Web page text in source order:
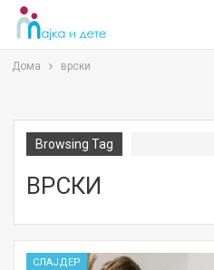
Дома врски
Browsing Tag
ВРСКИ
СЛАЈДЕР